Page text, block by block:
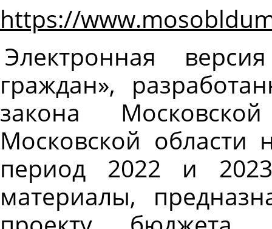
https://
Электронная
граждан»,
закона
Московской
период 2022 и
материалы,